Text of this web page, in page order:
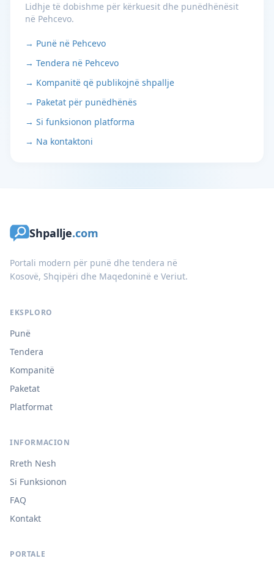
Lidhje të dobishme për kërkuesit dhe punëdhënësit
në Pehcevo.
→ Punë në Pehcevo
→ Tendera në Pehcevo
→ Kompanitë që publikojnë shpallje
→ Paketat për punëdhënës
→ Si funksionon platforma
→ Na kontaktoni
Shpallje.com
Portali modern për punë dhe tendera në
Kosovë, Shqipëri dhe Maqedoninë e Veriut.
EKSPLORO
Punë
Tendera
Kompanitë
Paketat
Platformat
INFORMACION
Rreth Nesh
Si Funksionon
FAQ
Kontakt
PORTALE